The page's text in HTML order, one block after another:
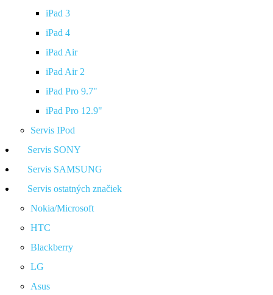
iPad 3
iPad 4
iPad Air
iPad Air 2
iPad Pro 9.7"
iPad Pro 12.9"
Servis IPod
Servis SONY
Servis SAMSUNG
Servis ostatných značiek
Nokia/Microsoft
HTC
Blackberry
LG
Asus